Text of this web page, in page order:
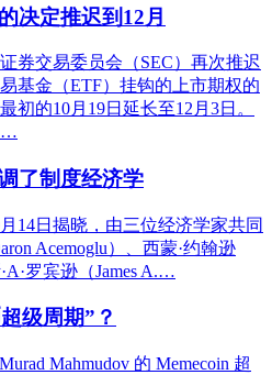
决定推迟到12月
券交易委员会（SEC）再次推迟
基金（ETF）挂钩的上市期权的
初的10月19日延长至12月3日。
…
了制度经济学
14日揭晓，由三位经济学家共同
Acemoglu）、西蒙·约翰逊
罗宾逊（James A.…
级周期”？
Mahmudov 的 Memecoin 超